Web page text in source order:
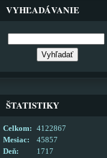
VYHĽADÁVANIE
ŠTATISTIKY
Celkom:
4122867
Mesiac:
45857
Deň:
1717